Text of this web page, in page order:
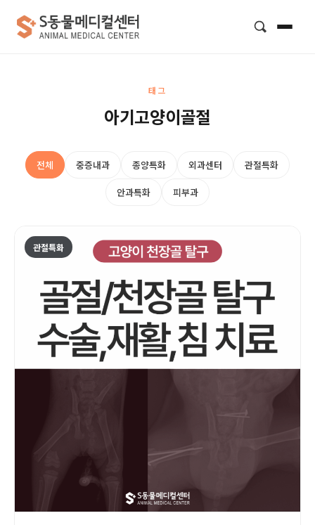
태그
아기고양이골절
전체 중증내과 종양특화 외과센터 관절특화
안과특화 피부과
관절특화